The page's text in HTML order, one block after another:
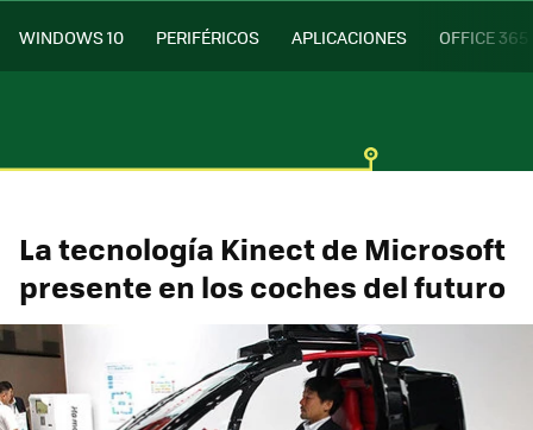
WINDOWS 10 PERIFÉRICOS APLICACIONES OFFICE 365
La tecnología Kinect de Microsoft
presente en los coches del futuro